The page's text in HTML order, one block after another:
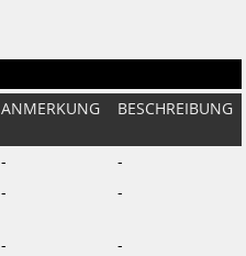
ANMERKUNG BESCHREIBUNG
-
-
- -
- -